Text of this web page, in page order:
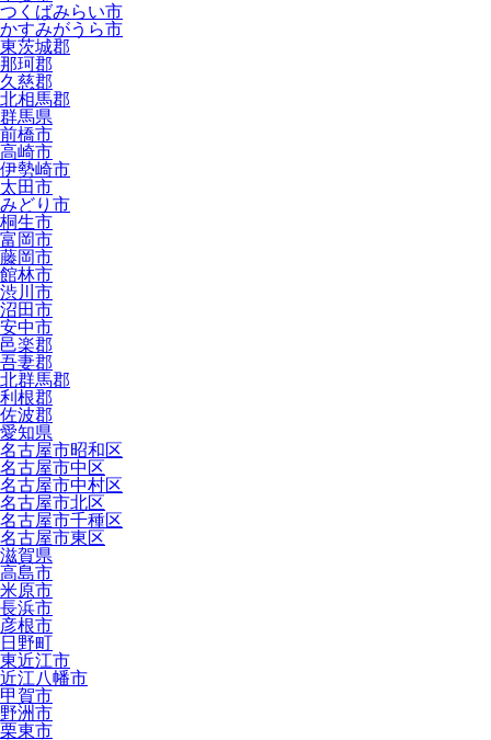
つくばみらい市
かすみがうら市
東茨城郡
那珂郡
久慈郡
北相馬郡
群馬県
前橋市
高崎市
伊勢崎市
太田市
みどり市
桐生市
富岡市
藤岡市
館林市
渋川市
沼田市
安中市
邑楽郡
吾妻郡
北群馬郡
利根郡
佐波郡
愛知県
名古屋市昭和区
名古屋市中区
名古屋市中村区
名古屋市北区
名古屋市千種区
名古屋市東区
滋賀県
高島市
米原市
長浜市
彦根市
日野町
東近江市
近江八幡市
甲賀市
野洲市
栗東市